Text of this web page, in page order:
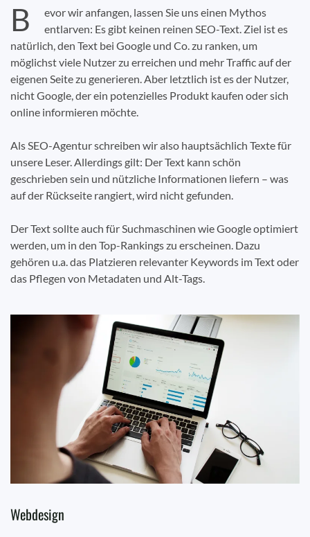
B
evor wir anfangen, lassen Sie uns einen Mythos
entlarven: Es gibt keinen reinen SEO-Text. Ziel ist es
natürlich, den Text bei Google und Co. zu ranken, um
möglichst viele Nutzer zu erreichen und mehr Traffic auf der
eigenen Seite zu generieren. Aber letztlich ist es der Nutzer,
nicht Google, der ein potenzielles Produkt kaufen oder sich
online informieren möchte.
Als SEO-Agentur schreiben wir also hauptsächlich Texte für
unsere Leser. Allerdings gilt: Der Text kann schön
geschrieben sein und nützliche Informationen liefern – was
auf der Rückseite rangiert, wird nicht gefunden.
Der Text sollte auch für Suchmaschinen wie Google optimiert
werden, um in den Top-Rankings zu erscheinen. Dazu
gehören u.a. das Platzieren relevanter Keywords im Text oder
das Pflegen von Metadaten und Alt-Tags.
Webdesign